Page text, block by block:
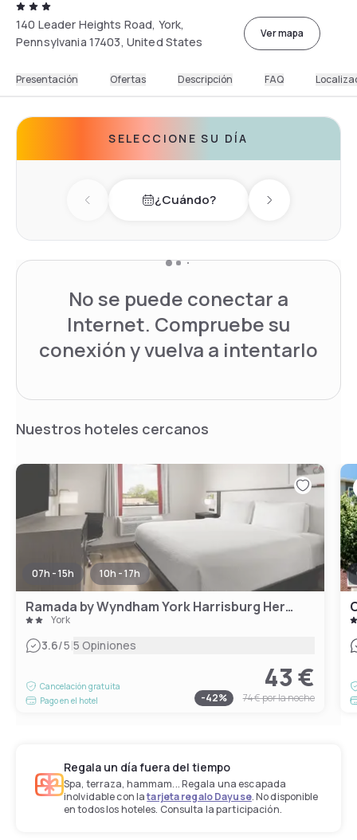
140 Leader Heights Road, York,
Pennsylvania 17403, United States
Ver mapa
Presentación Ofertas Descripción FAQ
SELECCIONE SU DÍA
Previous day¿Cuándo? Next day
No se puede conectar a
Internet. Compruebe su
conexión y vuelva a intentarlo
Nuestros hoteles cercanos
07h - 15h 10h - 17h
Ramada by Wyndham York Harrisburg Hershey
York
3.6/5|5 Opiniones
Cancelación gratuita
Pago en el hotel
43 €
-42% 74 €por la noche
Regala un día fuera del tiempo
Spa, terraza, hammam... Regala una escapada
inolvidable con latarjeta regalo Dayuse. No disponible
en todos los hoteles. Consulta la participación.